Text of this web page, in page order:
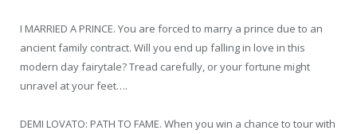
I MARRIED A PRINCE. You are forced to marry a prince due to an
ancient family contract. Will you end up falling in love in this
modern day fairytale? Tread carefully, or your fortune might
unravel at your feet….
DEMI LOVATO: PATH TO FAME. When you win a chance to tour with